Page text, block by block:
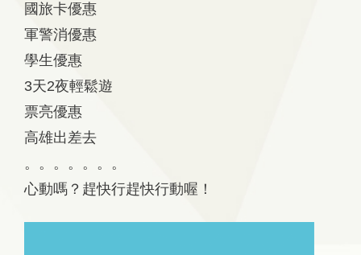
國旅卡優惠
軍警消優惠
學生優惠
3天2夜輕鬆遊
票亮優惠
高雄出差去
。。。。。。。
心動嗎？趕快行趕快行動喔！